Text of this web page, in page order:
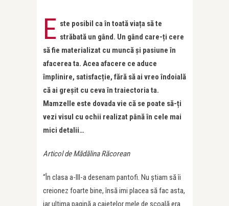
E ste posibil ca în toată viața să te
străbată un gând. Un gând care-ți cere
să fie materializat cu muncă și pasiune în
afacerea ta. Acea afacere ce aduce
împlinire, satisfacție, fără să ai vreo îndoială
că ai greșit cu ceva în traiectoria ta.
Mamzelle este dovada vie că se poate să-ți
vezi visul cu ochii realizat până în cele mai
mici detalii…
Articol de Mădălina Răcorean
“În clasa a-III-a desenam pantofi. Nu știam să îi
creionez foarte bine, însă imi placea să fac asta,
iar ultima pagină a caietelor mele de școalăera